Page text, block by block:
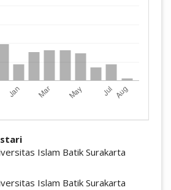
Islam Batik Surakarta
Islam Batik Surakarta